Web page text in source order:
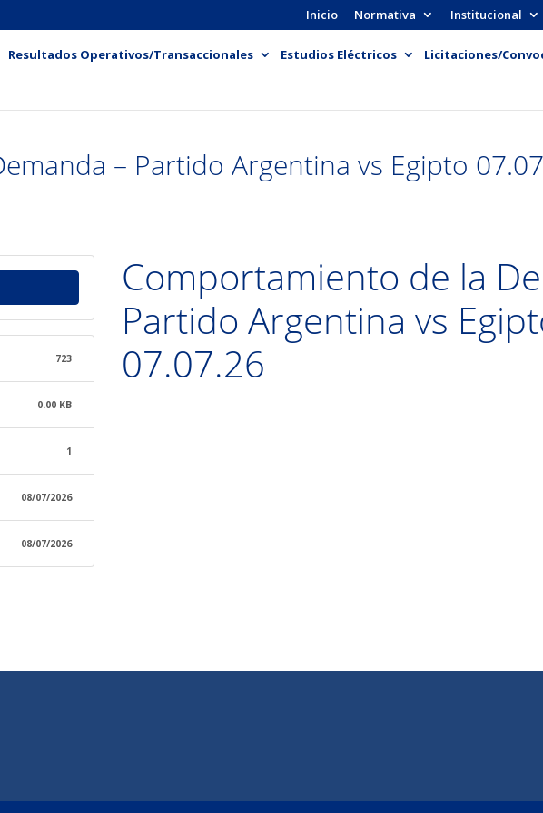
Inicio Normativa Institucional
Resultados Operativos/Transaccionales Estudios Eléctricos
Licitaciones/
– Partido Argentina vs Egipto
723
0.00 KB
1
08/07/2026
08/07/2026
Comportamiento de la
Partido Argentina vs
07.07.26